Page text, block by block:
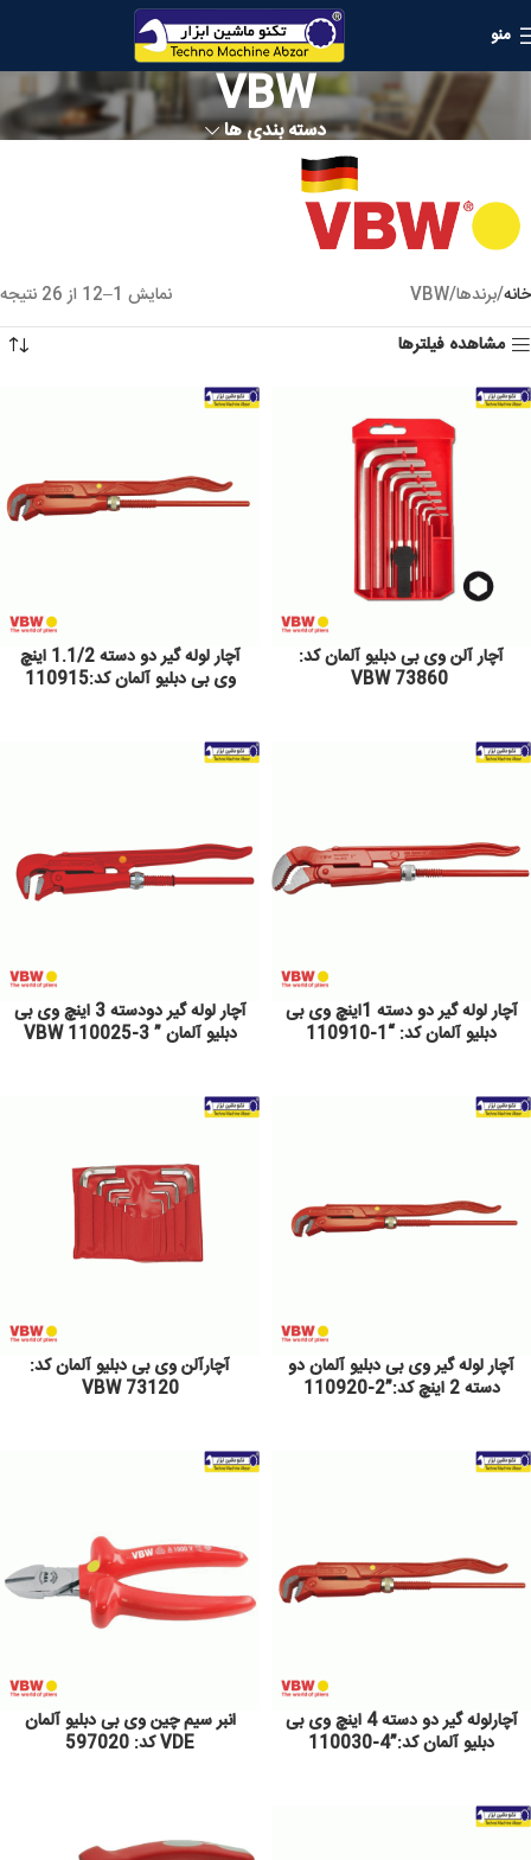
منو
VBW
دسته بندی ها
خانه برندها VBW
نمایش 1–12 از 26 نتیجه
مشاهده فیلترها
آچار آلن وی بی دبلیو آلمان کد:
VBW 73860
آچار لوله گیر دو دسته 1.1/2 اینچ
وی بی دبلیو آلمان کد:110915
آچار لوله گیر دو دسته 1اینچ وی بی
دبلیو آلمان کد: “1-110910
آچار لوله گیر دودسته 3 اینچ وی بی
دبلیو آلمان ” 3-110025 VBW
آچار لوله گیر وی بی دبلیو آلمان دو
دسته 2 اینچ کد:”2-110920
آچارآلن وی بی دبلیو آلمان کد:
VBW 73120
آچارلوله گیر دو دسته 4 اینچ وی بی
دبلیو آلمان کد:”4-110030
انبر سیم چین وی بی دبلیو آلمان
VDE کد: 597020